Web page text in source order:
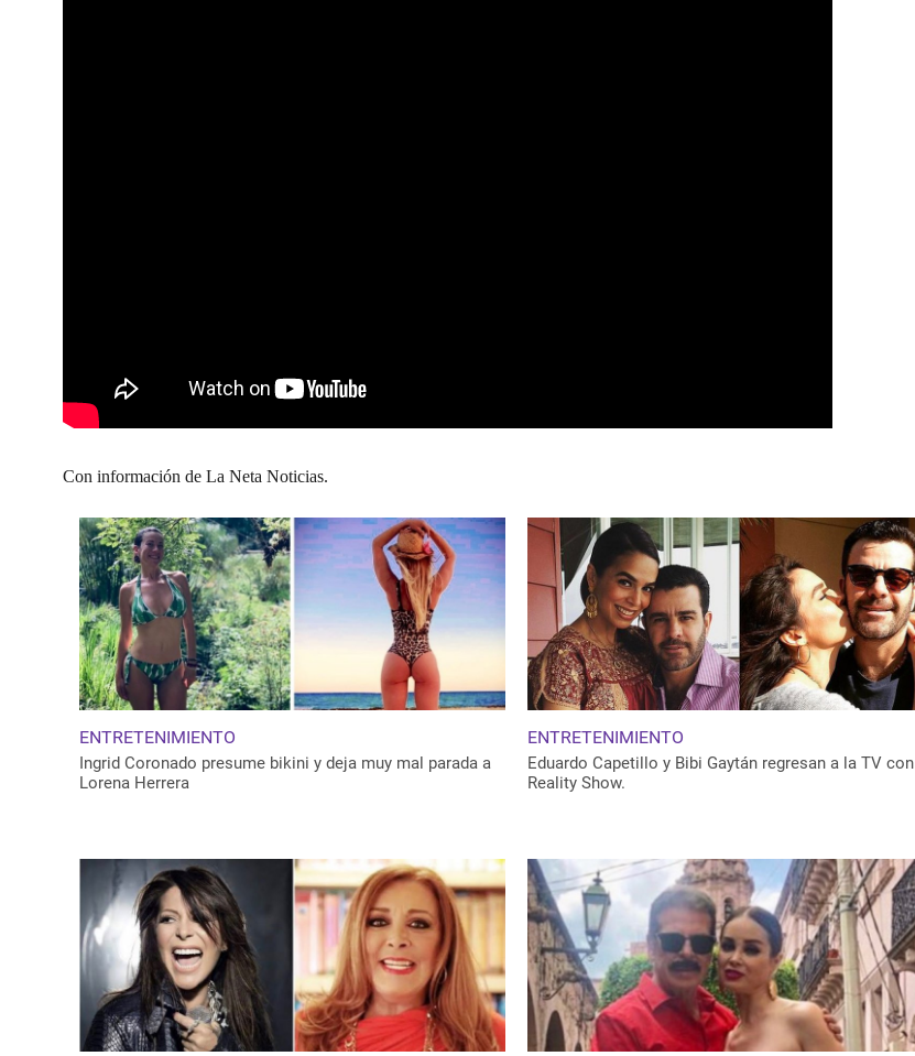
Con información de La Neta Noticias.
ENTRETENIMIENTO
Ingrid Coronado presume bikini y deja muy mal parada a
Lorena Herrera
ENTRETENIMIENTO
Eduardo Capetillo y Bibi Gaytán regresan a la TV con
Reality Show.